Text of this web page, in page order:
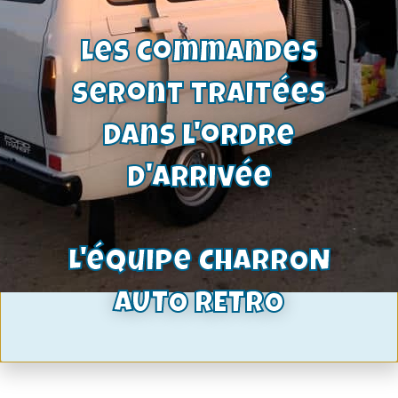
Les commandes
seront traitées
dans l'ordre
d'arrivée
L'équipe CHARRON
AUTO RETRO